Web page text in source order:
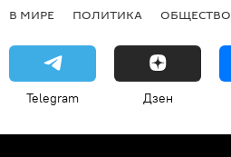
В МИРЕ ПОЛИТИКА ОБЩЕСТВО
Telegram Дзен